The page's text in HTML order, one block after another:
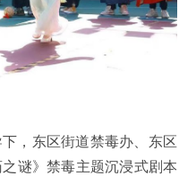
，东区街道禁毒办、东区
谜》禁毒主题沉浸式剧本